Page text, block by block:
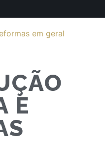
em geral
E